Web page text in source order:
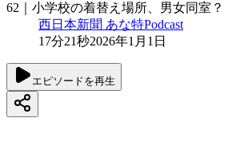
62｜小学校の着替え場所、男女同室？
西日本新聞 あな特Podcast
17分21秒2026年1月1日
エピソードを再生